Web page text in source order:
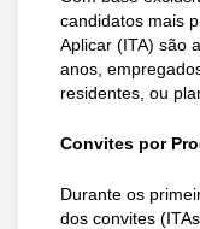
candidatos mais
Aplicar (ITA) são
anos,
residentes, ou
Convites por
Durante os
dos convites